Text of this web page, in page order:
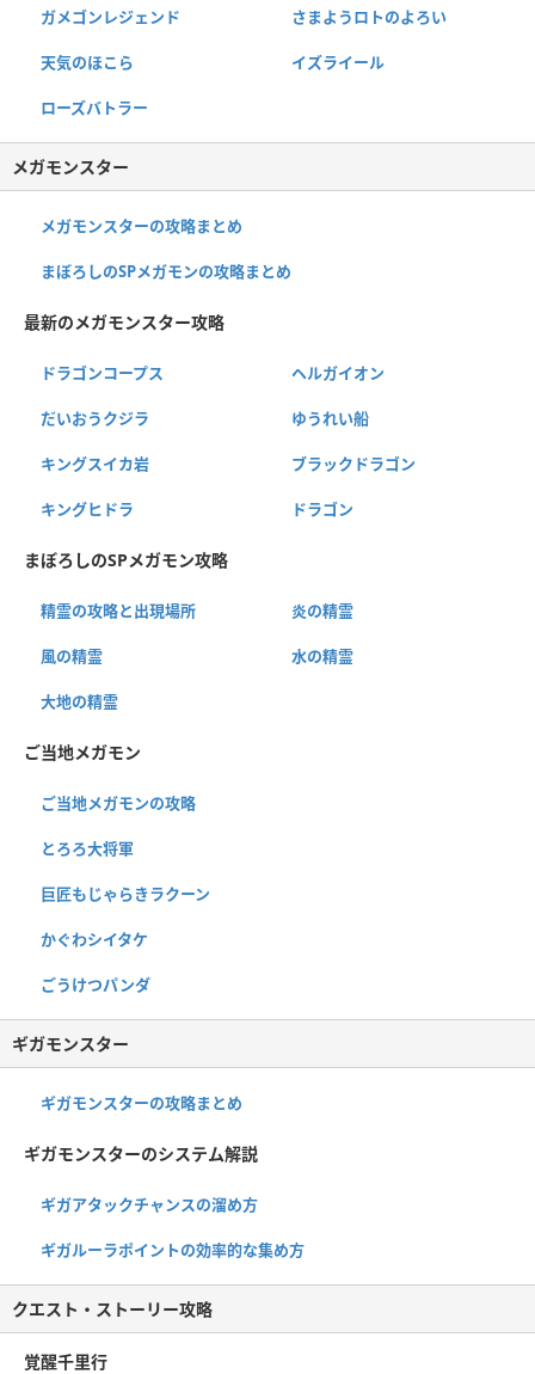
ガメゴンレジェンド さまようロトのよろい
天気のほこら イズライール
ローズバトラー
メガモンスター
メガモンスターの攻略まとめ
まぼろしのSPメガモンの攻略まとめ
最新のメガモンスター攻略
ドラゴンコープス ヘルガイオン
だいおうクジラ ゆうれい船
キングスイカ岩 ブラックドラゴン
キングヒドラ ドラゴン
まぼろしのSPメガモン攻略
精霊の攻略と出現場所 炎の精霊
風の精霊 水の精霊
大地の精霊
ご当地メガモン
ご当地メガモンの攻略
とろろ大将軍
巨匠もじゃらきラクーン
かぐわシイタケ
ごうけつパンダ
ギガモンスター
ギガモンスターの攻略まとめ
ギガモンスターのシステム解説
ギガアタックチャンスの溜め方
ギガルーラポイントの効率的な集め方
クエスト・ストーリー攻略
覚醒千里行